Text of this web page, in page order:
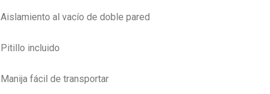
Aislamiento al vacío de doble pared
Pitillo incluido
Manija fácil de transportar